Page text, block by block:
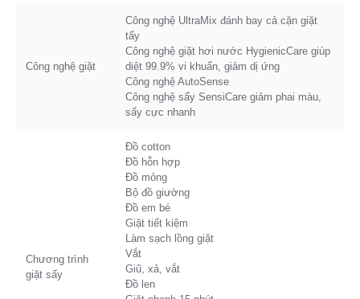
Công nghệ giặt
Công nghệ UltraMix đánh bay cả cặn giặt
tẩy
Công nghệ giặt hơi nước HygienicCare giúp
diệt 99.9% vi khuẩn, giảm dị ứng
Công nghệ AutoSense
Công nghệ sấy SensiCare giảm phai màu,
sấy cực nhanh
Chương trình
giặt sấy
Đồ cotton
Đồ hỗn hợp
Đồ mỏng
Bộ đồ giường
Đồ em bé
Giặt tiết kiệm
Làm sạch lồng giặt
Vắt
Giũ, xả, vắt
Đồ len